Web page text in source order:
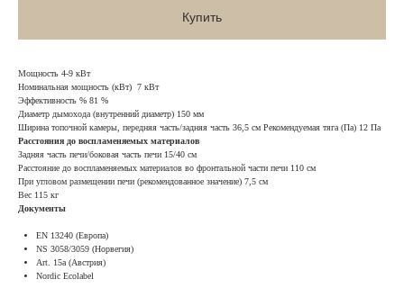
Купить
Мощность 4-9 кВт
Номинальная мощность (кВт) 7 кВт
Эффективность % 81 %
Диаметр дымохода (внутренний диаметр) 150 мм
Ширина топочной камеры, передняя часть/задняя часть 36,5 см Рекомендуемая тяга (Па) 12 Па
Расстояния до воспламеняемых материалов
Задняя часть печи/боковая часть печи 15/40 см
Расстояние до воспламеняемых материалов во фронтальной части печи 110 см
При угловом размещении печи (рекомендованное значение) 7,5 см
Вес 115 кг
Документы
EN 13240 (Европа)
NS 3058/3059 (Норвегия)
Art. 15a (Австрия)
Nordic Ecolabel